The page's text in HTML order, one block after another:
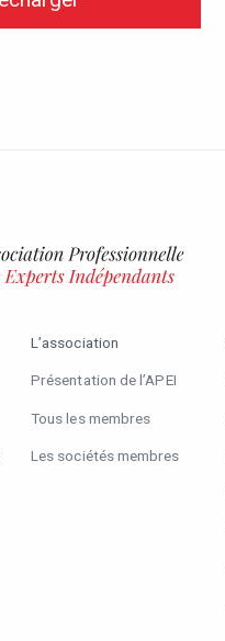
L’association
Présentation de l’APEI
Tous les membres
Les sociétés membres